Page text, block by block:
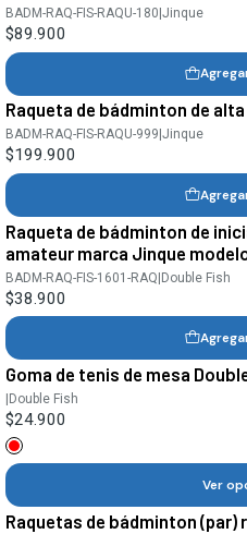
BADM-RAQ-FIS-RAQU-180 |Jinque
$89.900
Raqueta de bádminton de
BADM-RAQ-FIS-RAQU-999 |Jinque
$199.900
Raqueta de bádminton de
amateur marca Jinque modelo
BADM-RAQ-FIS-1601-RAQ|Double Fish
$38.900
Goma de tenis de mesa
Double Fish
$24.900
Ver
Raquetas de bádminton